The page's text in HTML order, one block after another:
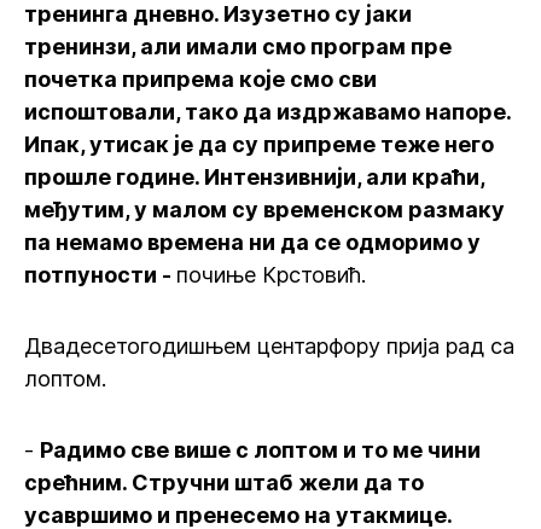
тренинга дневно. Изузетно су јаки
тренинзи, али имали смо програм пре
почетка припрема које смо сви
испоштовали, тако да издржавамо напоре.
Ипак, утисак је да су припреме теже него
прошле године. Интензивнији, али краћи,
међутим, у малом су временском размаку
па немамо времена ни да се одморимо у
потпуности - почиње Крстовић.
Двадесетогодишњем центарфору прија рад са
лоптом.
- Радимо све више с лоптом и то ме чини
срећним. Стручни штаб жели да то
усавршимо и пренесемо на утакмице.